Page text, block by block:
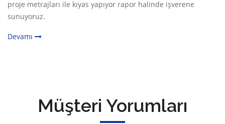
proje metrajları ile kıyas yapıyor rapor halinde işverene
sunuyoruz.
Devamı
Müşteri Yorumları